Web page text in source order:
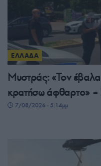
ΕΛΛΑΔΑ
Μυστράς: «Τον έβαλα
κρατήσω άφθαρτο»
7/08/2026 - 5:14μμ